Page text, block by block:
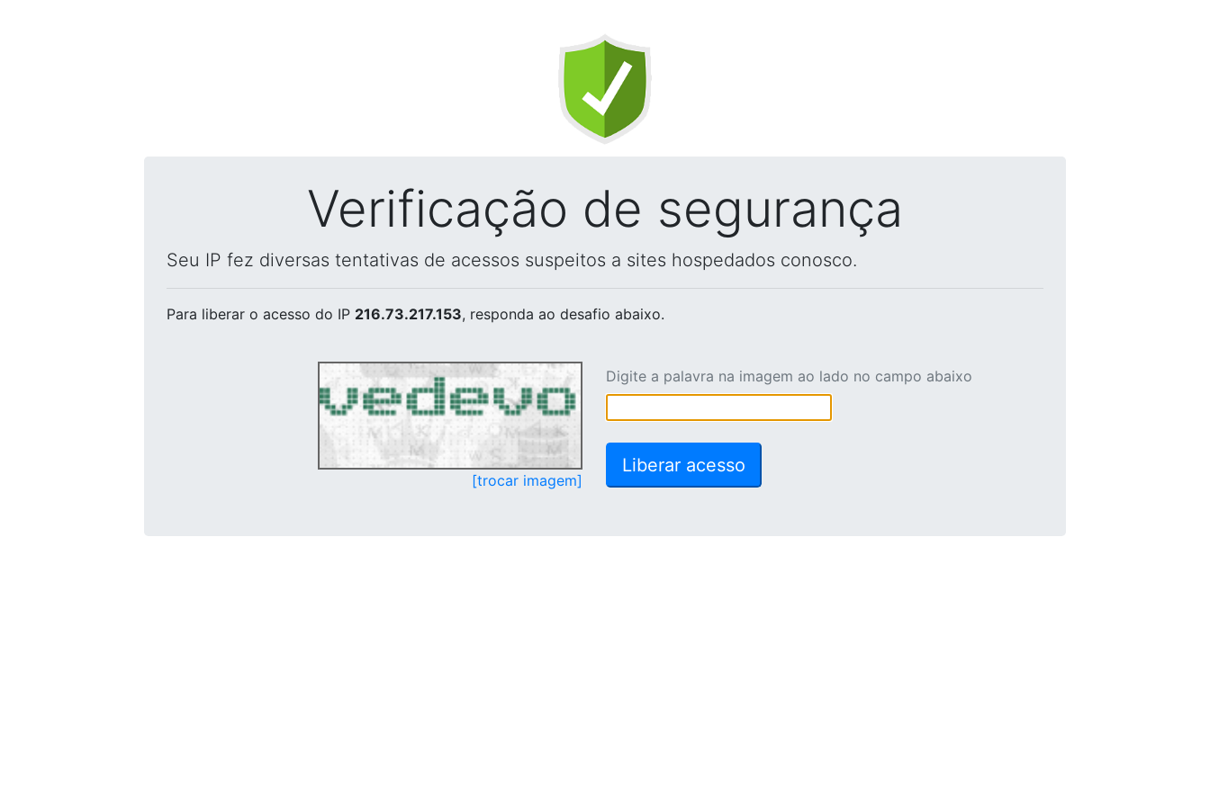
Verificação de segurança
Seu IP fez diversas tentativas de acessos suspeitos a sites hospedados conosco.
Para liberar o acesso do IP 216.73.217.153, responda ao desafio abaixo.
[trocar imagem]
Digite a palavra na imagem ao lado no campo abaixo